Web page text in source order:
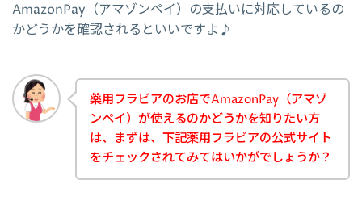
AmazonPay（アマゾンペイ）の支払いに対応しているの
かどうかを確認されるといいですよ♪
薬用フラビアのお店でAmazonPay（アマゾ
ンペイ）が使えるのかどうかを知りたい方
は、まずは、下記薬用フラビアの公式サイト
をチェックされてみてはいかがでしょうか？